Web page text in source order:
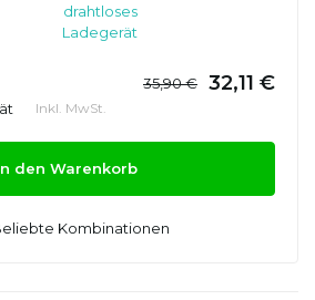
drahtloses
Ladegerät
35,90 € 32,11 €
Inkl. MwSt.
den Warenkorb
Kombinationen